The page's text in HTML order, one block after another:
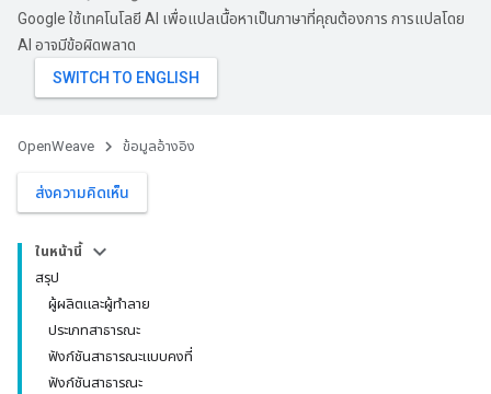
Google ใช้เทคโนโลยี AI เพื่อแปลเนื้อหาเป็นภาษาที่คุณต้องการ การแปลโดย
AI อาจมีข้อผิดพลาด
OpenWeave ข้อมูลอ้างอิง
ส่งความคิดเห็น
ในหน้านี้
สรุป
ผู้ผลิตและผู้ทำลาย
ประเภทสาธารณะ
ฟังก์ชันสาธารณะแบบคงที่
ฟังก์ชันสาธารณะ